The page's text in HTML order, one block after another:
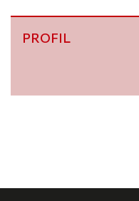
PROFIL